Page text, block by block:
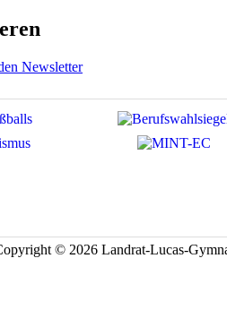
Newsletter
© 2026 Landrat-Lucas-